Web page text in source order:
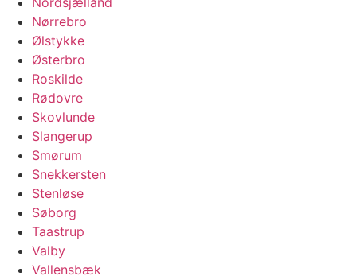
Nørrebro
Ølstykke
Østerbro
Roskilde
Rødovre
Skovlunde
Slangerup
Smørum
Snekkersten
Stenløse
Søborg
Taastrup
Valby
Vallensbæk